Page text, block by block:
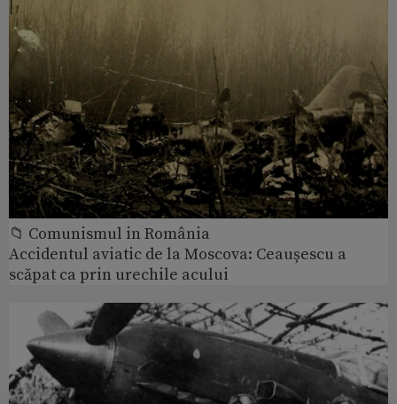
📁 Comunismul in România
Accidentul aviatic de la Moscova: Ceaușescu a
scăpat ca prin urechile acului